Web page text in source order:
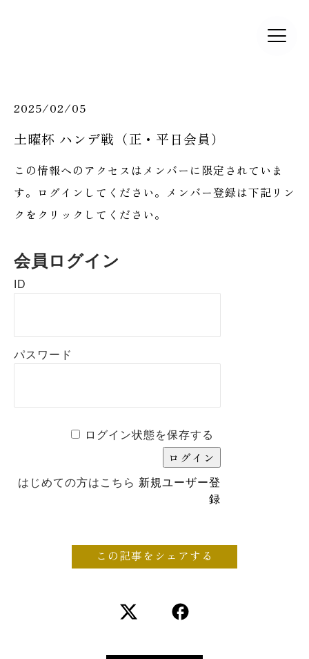
2025/02/05
土曜杯 ハンデ戦（正・平日会員）
この情報へのアクセスはメンバーに限定されていま
す。ログインしてください。メンバー登録は下記リン
クをクリックしてください。
会員ログイン
ID
パスワード
ログイン状態を保存する
はじめての方はこちら 新規ユーザー登
録
この記事をシェアする